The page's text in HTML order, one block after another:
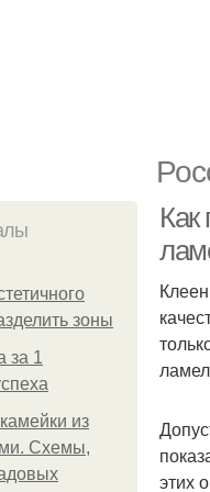
зоны
за 1
из
Схемы,
Как
этих